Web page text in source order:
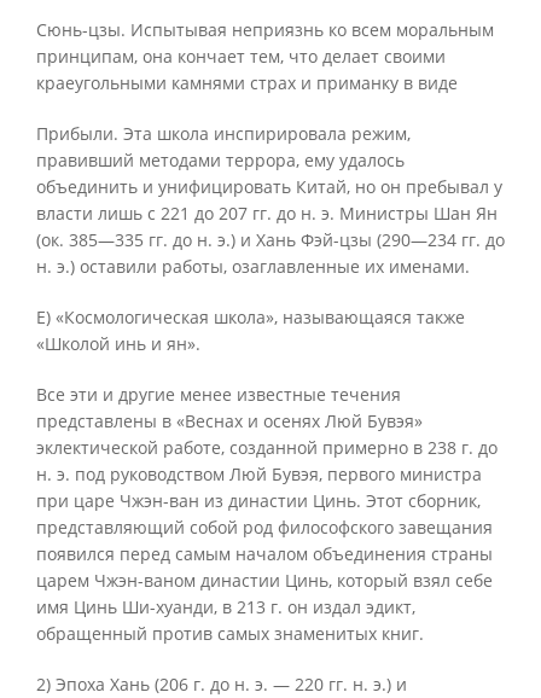
Сюнь-цзы. Испытывая неприязнь ко всем моральным
принципам, она кончает тем, что делает своими
краеугольными камнями страх и приманку в виде
Прибыли. Эта школа инспирировала режим,
правивший методами террора, ему удалось
объединить и унифицировать Китай, но он пребывал у
власти лишь с 221 до 207 гг. до н. э. Министры Шан Ян
(ок. 385—335 гг. до н. э.) и Хань Фэй-цзы (290—234 гг. до
н. э.) оставили работы, озаглавленные их именами.
Е) «Космологическая школа», называющаяся также
«Школой инь и ян».
Все эти и другие менее известные течения
представлены в «Веснах и осенях Люй Бувэя»
эклектической работе, созданной примерно в 238 г. до
н. э. под руководством Люй Бувэя, первого министра
при царе Чжэн-ван из династии Цинь. Этот сборник,
представляющий собой род философского завещания
появился перед самым началом объединения страны
царем Чжэн-ваном династии Цинь, который взял себе
имя Цинь Ши-хуанди, в 213 г. он издал эдикт,
обращенный против самых знаменитых книг.
2) Эпоха Хань (206 г. до н. э. — 220 гг. н. э.) и